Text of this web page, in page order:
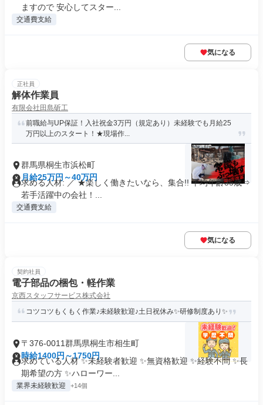
ますので 安心してスター...
交通費支給
気になる
正社員
解体作業員
有限会社田島斫工
前職給与UP保証！入社祝金3万円（規定あり）未経験でも月給25
万円以上のスタート！★現場作...
群馬県桐生市浜松町
月給25万円～40万円
求める人材: ／ ★楽しく働きたいなら、集合!! 平均年齢35歳⇒
若手活躍中の会社！...
交通費支給
気になる
契約社員
電子部品の梱包・軽作業
京西スタッフサービス株式会社
コツコツもくもく作業♪未経験歓迎♪土日祝休み✨研修制度あり✨
〒376-0011群馬県桐生市相生町
時給1400円～1750円
求めている人材 ✨未経験者歓迎 ✨無資格歓迎 ✨経験不問 ✨長
期希望の方 ✨ハローワー...
業界未経験歓迎 +14個